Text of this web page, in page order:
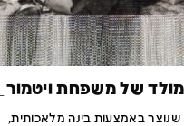
של משפחת ויטמור
באמצעות בינה מלאכותית,